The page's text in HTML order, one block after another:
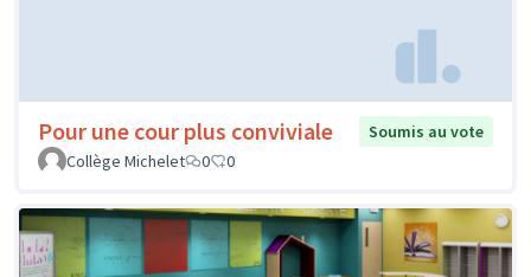
Pour une cour plus conviviale
Soumis au vote
Collège Michelet
0 0